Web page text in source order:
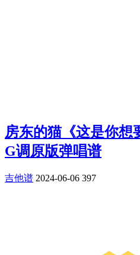
房东的猫《这是你想
G调原版弹唱谱
吉他谱 2024-06-06 397